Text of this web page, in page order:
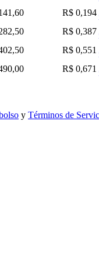
R$ 0,194
R$ 0,387
R$ 0,551
R$ 0,671
y Términos de